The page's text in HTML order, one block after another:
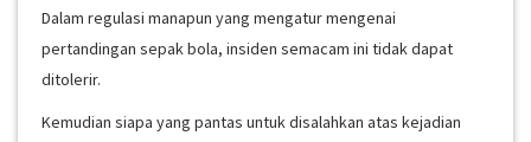
Dalam regulasi manapun yang mengatur mengenai
pertandingan sepak bola, insiden semacam ini tidak dapat
ditolerir.
Kemudian siapa yang pantas untuk disalahkan atas kejadian